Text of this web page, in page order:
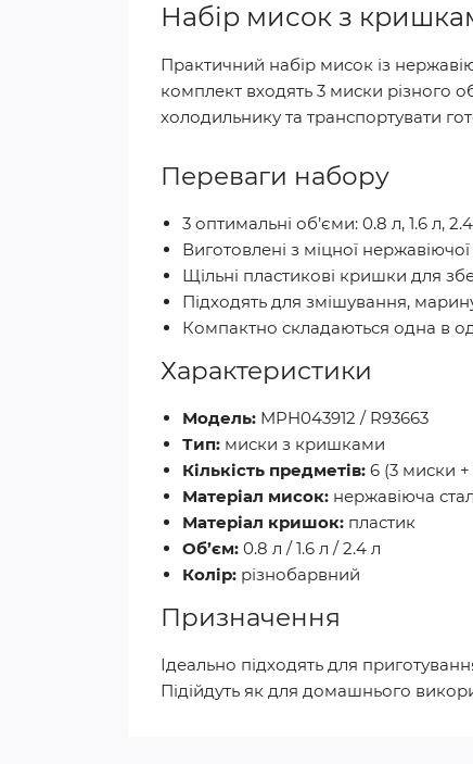
Набір мисок з
Практичний набір мисок із
комплект входять 3 миски різного
холодильнику та транспортувати
Переваги набору
3 оптимальні об’єми: 0.8 л, 1.6 л,
Виготовлені з міцної нержавіючої
Щільні пластикові кришки для
Підходять для змішування,
Компактно складаються одна в
Характеристики
Модель: MPH043912 / R93663
Тип: миски з кришками
Кількість предметів: 6 (3 миски
Матеріал мисок: нержавіюча
Матеріал кришок: пластик
Об’єм: 0.8 л / 1.6 л / 2.4 л
Колір: різнобарвний
Призначення
Ідеально підходять для
Підійдуть як для домашнього